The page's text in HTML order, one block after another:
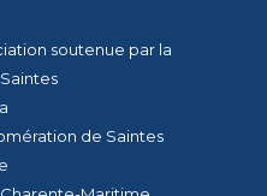
soutenue par la
de Saintes